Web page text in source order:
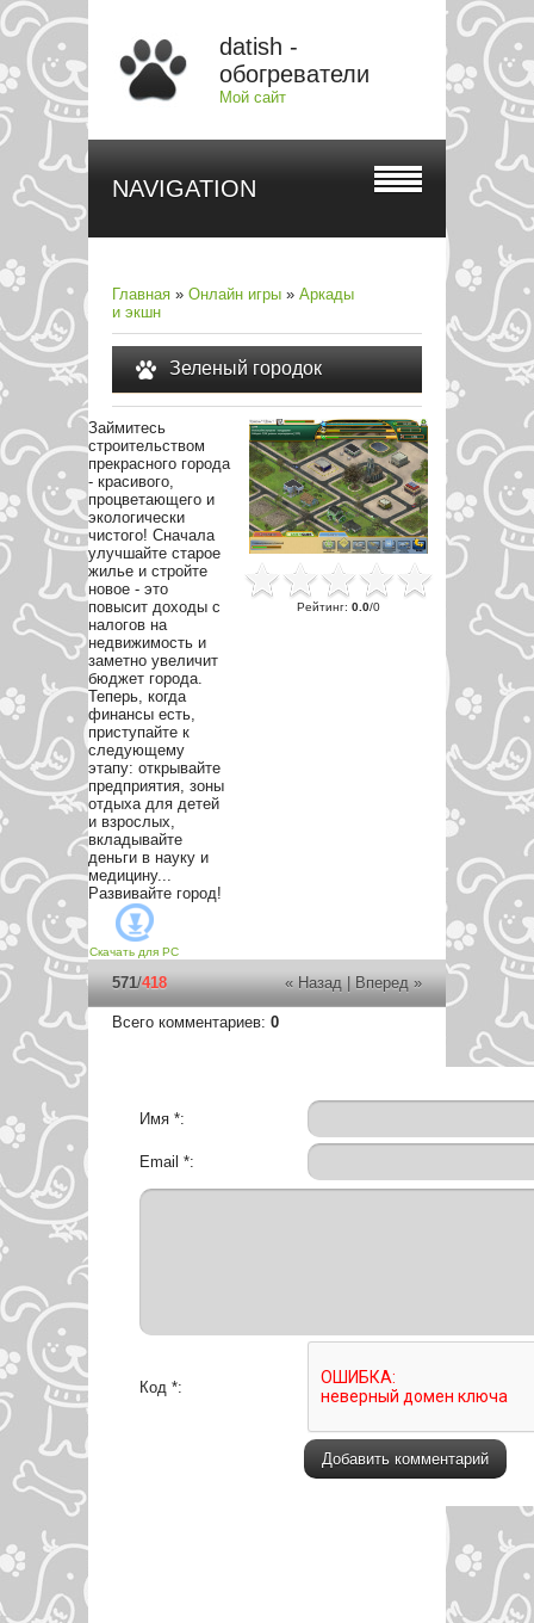
datish -
обогреватели
Мой сайт
NAVIGATION
Главная » Онлайн игры » Аркады
и экшн
Зеленый городок
Займитесь
строительством
прекрасного города
- красивого,
процветающего и
экологически
чистого! Сначала
улучшайте старое
жилье и стройте
новое - это
повысит доходы с
налогов на
недвижимость и
заметно увеличит
бюджет города.
Теперь, когда
финансы есть,
приступайте к
следующему
этапу: открывайте
предприятия, зоны
отдыха для детей
и взрослых,
вкладывайте
деньги в науку и
медицину...
Развивайте город!
Скачать для PC
Рейтинг: 0.0/0
« Назад|Вперед »
571/418
Всего комментариев: 0
Имя *:
Email *:
Код *: